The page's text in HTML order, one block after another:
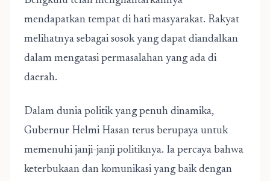
mendapatkan tempat di hati masyarakat. Rakyat
melihatnya sebagai sosok yang dapat diandalkan
dalam mengatasi permasalahan yang ada di
daerah.
Dalam dunia politik yang penuh dinamika,
Gubernur Helmi Hasan terus berupaya untuk
memenuhi janji-janji politiknya. Ia percaya bahwa
keterbukaan dan komunikasi yang baik dengan